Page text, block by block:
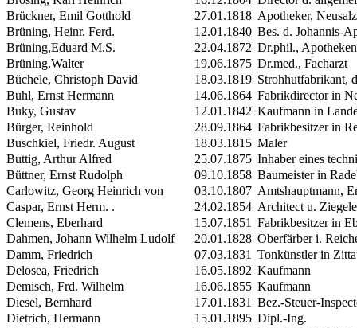
Brückner, Emil Gotthold
27.01.1818 Apotheker,
Brüning, Heinr. Ferd.
12.01.1840 Bes. d. Johannis-
Brüning,Eduard M.S. 22.04.1872 Dr.phil.,
Brüning,Walter
19.06.1875 Dr.med., Facharzt
Büchele, Christoph David
18.03.1819 Strohhutfabrikant,
Buhl, Ernst Hermann
14.06.1864 Fabrikdirector in
Buky, Gustav
12.01.1842 Kaufmann in
Bürger, Reinhold
28.09.1864 Fabrikbesitzer in
Buschkiel, Friedr. August
18.03.1815 Maler
Buttig, Arthur Alfred
25.07.1875 Inhaber eines
Büttner, Ernst Rudolph
09.10.1858 Baumeister in
Carlowitz, Georg Heinrich von 03.10.1807 Amtshauptmann,
Caspar, Ernst Herm. .
24.02.1854 Architect u.
Clemens, Eberhard
15.07.1851 Fabrikbesitzer in
Dahmen, Johann Wilhelm Ludolf
20.01.1828 Oberfärber i.
Damm, Friedrich
07.03.1831 Tonkünstler in
Delosea, Friedrich
16.05.1892 Kaufmann
Demisch, Frd. Wilhelm
16.06.1855 Kaufmann
Diesel, Bernhard
17.01.1831 Bez.-Steuer-
Dietrich, Hermann
15.01.1895 Dipl.-Ing.